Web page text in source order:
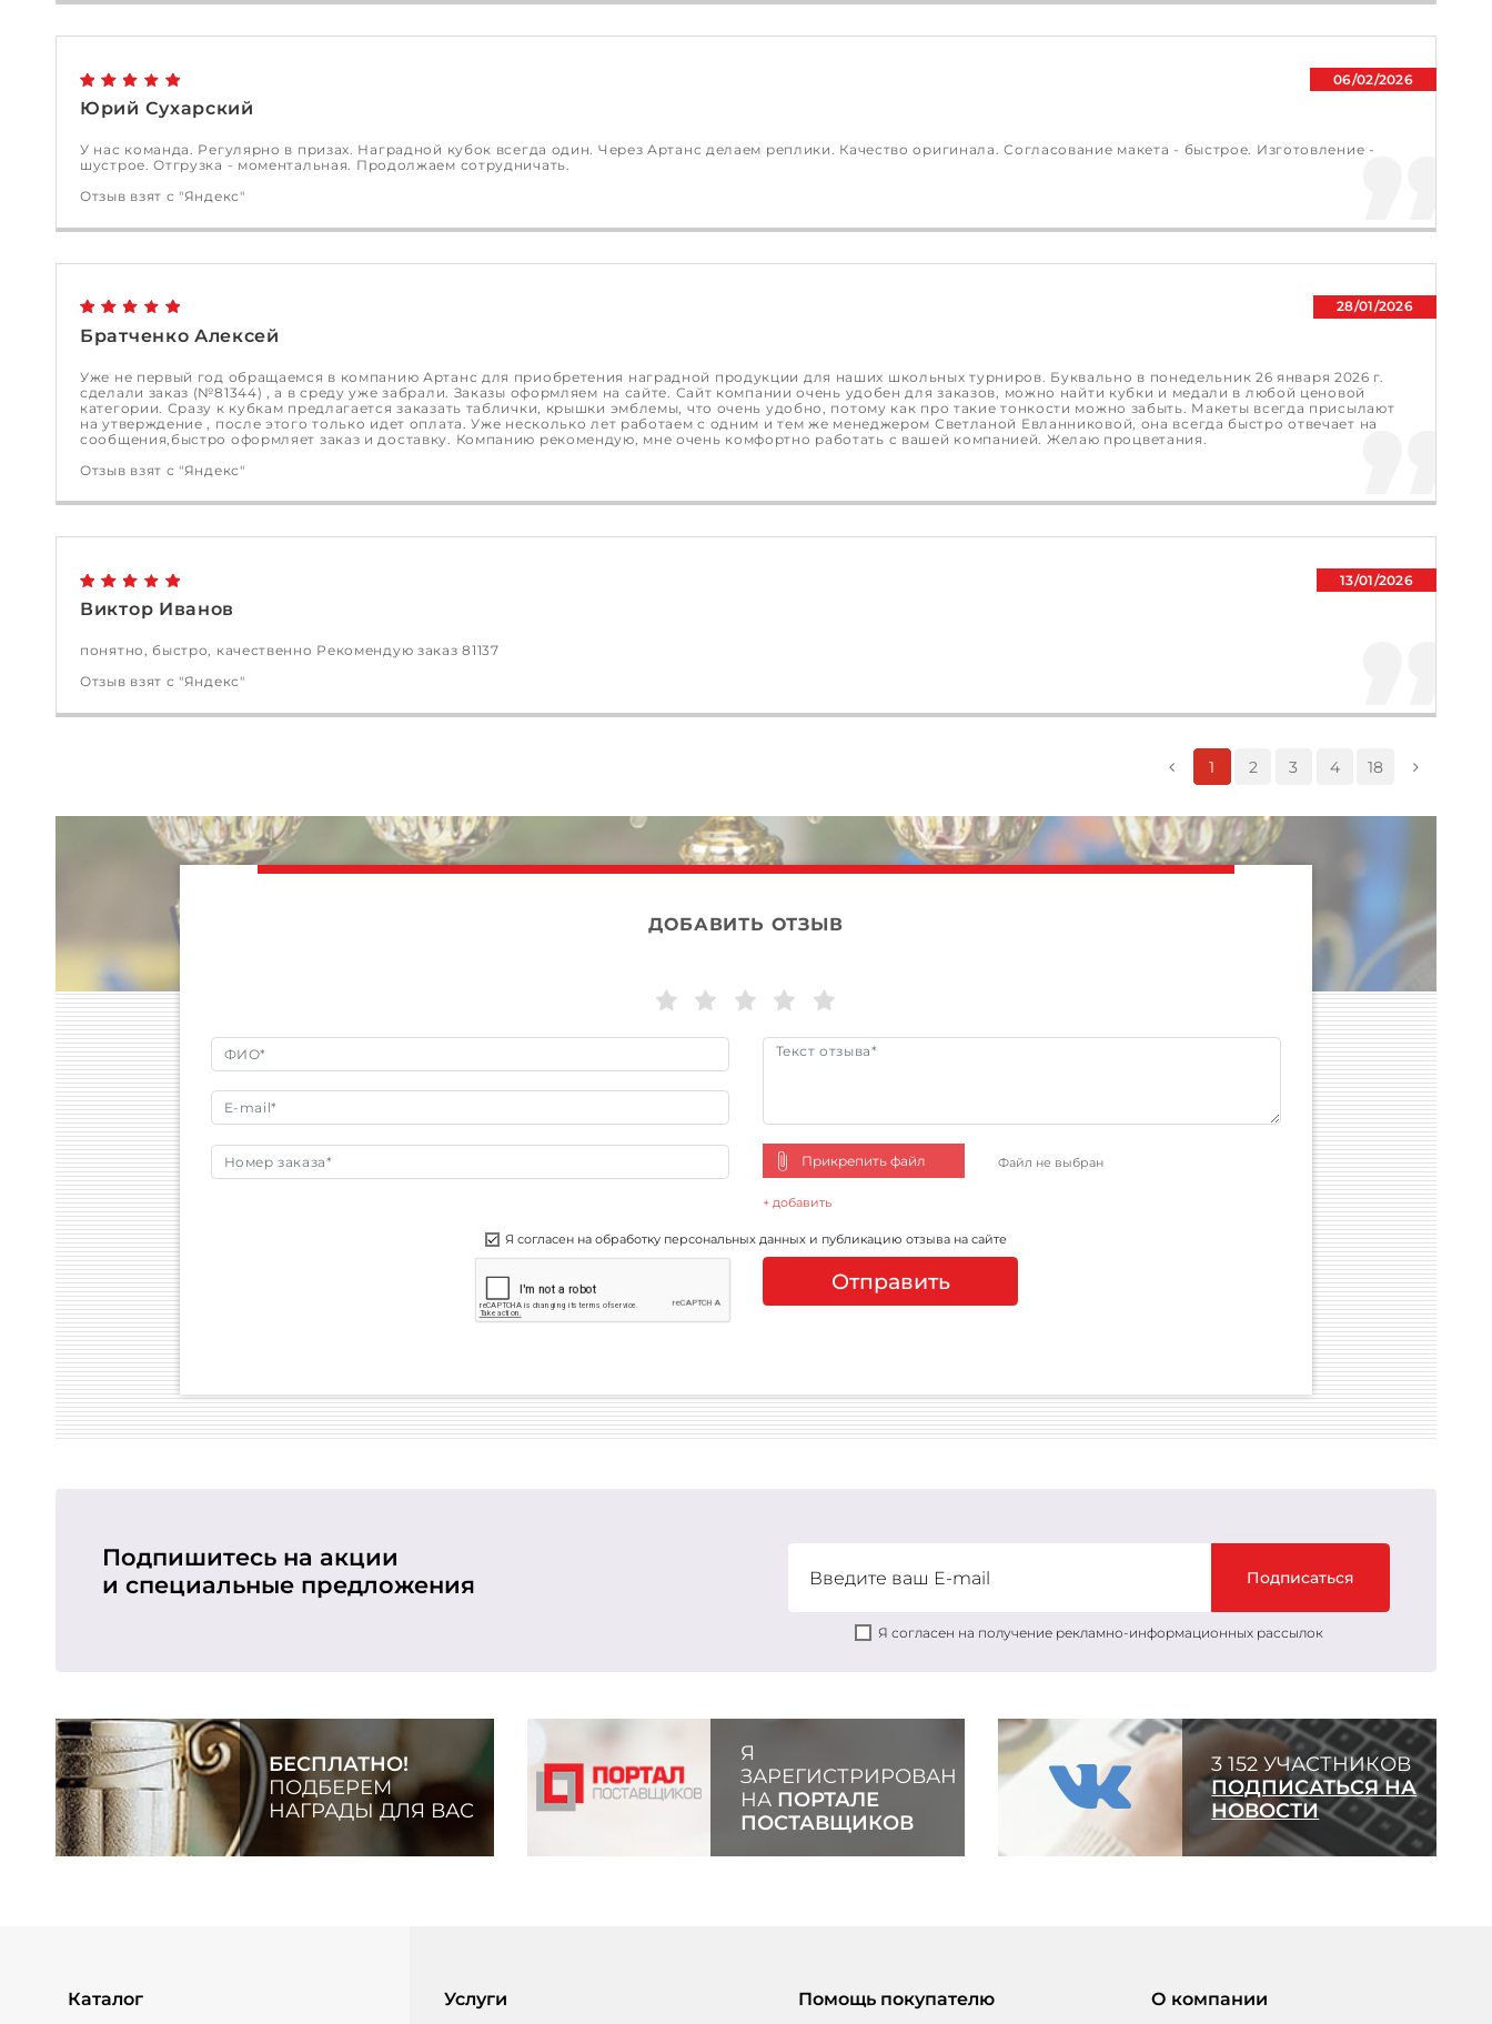
06/02/2026
Юрий Сухарский
У нас команда. Регулярно в призах. Наградной кубок всегда один. Через Артанс делаем реплики. Качество оригинала. Согласование макета - быстрое. Изготовление -
шустрое. Отгрузка - моментальная. Продолжаем сотрудничать.
Отзыв взят с "Яндекс"
28/01/2026
Братченко Алексей
Уже не первый год обращаемся в компанию Артанс для приобретения наградной продукции для наших школьных турниров. Буквально в понедельник 26 января 2026 г.
сделали заказ (№81344) , а в среду уже забрали. Заказы оформляем на сайте. Сайт компании очень удобен для заказов, можно найти кубки и медали в любой ценовой
категории. Сразу к кубкам предлагается заказать таблички, крышки эмблемы, что очень удобно, потому как про такие тонкости можно забыть. Макеты всегда присылают
на утверждение , после этого только идет оплата. Уже несколько лет работаем с одним и тем же менеджером Светланой Евланниковой, она всегда быстро отвечает на
сообщения,быстро оформляет заказ и доставку. Компанию рекомендую, мне очень комфортно работать с вашей компанией. Желаю процветания.
Отзыв взят с "Яндекс"
13/01/2026
Виктор Иванов
понятно, быстро, качественно Рекомендую заказ 81137
Отзыв взят с "Яндекс"
1 2 3 4 18
ДОБАВИТЬ ОТЗЫВ
Прикрепить файл Файл не выбран
+ добавить
Я согласен на обработку персональных данных и публикацию отзыва на сайте
Подпишитесь на акции
и специальные предложения
Подписаться
Я согласен на получение рекламно-информационных рассылок
БЕСПЛАТНО!
ПОДБЕРЕМ
НАГРАДЫ ДЛЯ ВАС
Я
ЗАРЕГИСТРИРОВАН
НА ПОРТАЛЕ
ПОСТАВЩИКОВ
3 152 УЧАСТНИКОВ
ПОДПИСАТЬСЯ НА
НОВОСТИ
Каталог Услуги Помощь покупателю О компании